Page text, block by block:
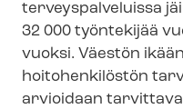
ter­veys­pal­ve­luis­sa
32 000 työntekijää
vuoksi. Väestön
hoitohenkilöstön
arvioidaan